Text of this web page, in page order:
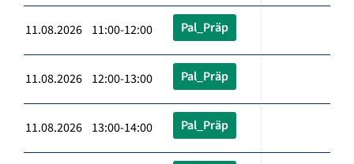
11.08.2026 11:00-12:00 Pal_Präp
11.08.2026 12:00-13:00 Pal_Präp
11.08.2026 13:00-14:00 Pal_Präp